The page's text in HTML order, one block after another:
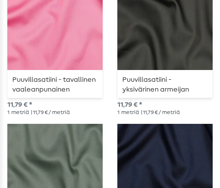
Puuvillasatiini - tavallinen
vaaleanpunainen
11,79 € *
1 metriä | 11,79 € / metriä
Puuvillasatiini -
yksivärinen armeijan
vihreä
11,79 € *
1 metriä | 11,79 € / metriä